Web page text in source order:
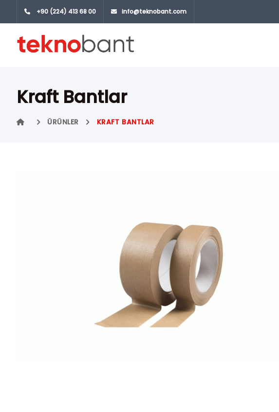
+90 (224) 413 68 00 info@teknobant.com
Kraft Bantlar
ÜRÜNLER KRAFT BANTLAR